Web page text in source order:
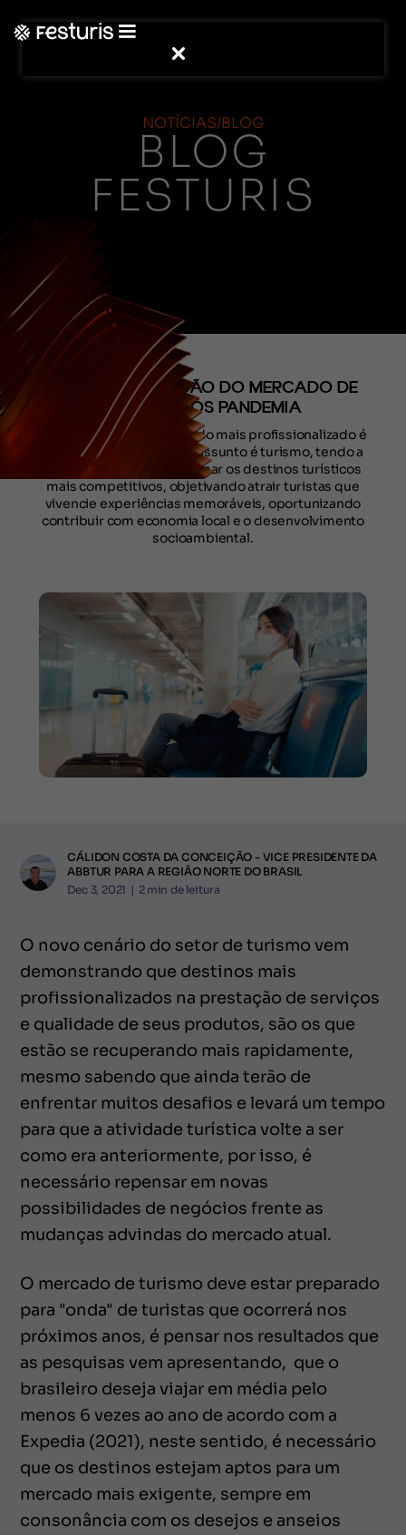
NOTÍCIAS/BLOG
BLOG
FESTURIS
(CONTEÚDO)
A TRANSFORMAÇÃO DO MERCADO DE
TURISMO PÓS PANDEMIA
A exigência de um mercado mais profissionalizado é
uma realidade quando o assunto é turismo, tendo a
necessidade de transformar os destinos turísticos
mais competitivos, objetivando atrair turistas que
vivencie experiências memoráveis, oportunizando
contribuir com economia local e o desenvolvimento
socioambiental.
CÁLIDON COSTA DA CONCEIÇÃO - VICE PRESIDENTE DA
ABBTUR PARA A REGIÃO NORTE DO BRASIL
Dec 3, 2021 | 2 min de leitura
O novo cenário do setor de turismo vem
demonstrando que destinos mais
profissionalizados na prestação de serviços
e qualidade de seus produtos, são os que
estão se recuperando mais rapidamente,
mesmo sabendo que ainda terão de
enfrentar muitos desafios e levará um tempo
para que a atividade turística volte a ser
como era anteriormente, por isso, é
necessário repensar em novas
possibilidades de negócios frente as
mudanças advindas do mercado atual.
O mercado de turismo deve estar preparado
para "onda" de turistas que ocorrerá nos
próximos anos, é pensar nos resultados que
as pesquisas vem apresentando, que o
brasileiro deseja viajar em média pelo
menos 6 vezes ao ano de acordo com a
Expedia (2021), neste sentido, é necessário
que os destinos estejam aptos para um
mercado mais exigente, sempre em
consonância com os desejos e anseios